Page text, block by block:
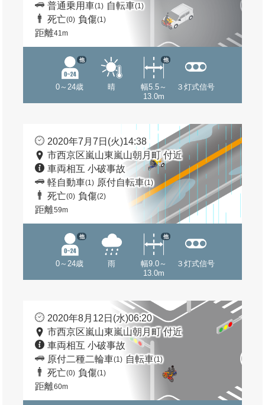
普通乗用車(1) 自転車(1)
死亡(0) 負傷(1)
距離41m
0～24歳
他
晴
幅5.5～
13.0m
他
３灯式信号
2020年7月7日(火)14:38
市西京区嵐山東嵐山朝月町 付近
車両相互 小破事故
軽自動車(1) 原付自転車(1)
死亡(0) 負傷(2)
距離59m
0～24歳
他
雨
幅9.0～
13.0m
他
３灯式信号
2020年8月12日(水)06:20
市西京区嵐山東嵐山朝月町 付近
車両相互 小破事故
原付二種二輪車(1) 自転車(1)
死亡(0) 負傷(1)
距離60m